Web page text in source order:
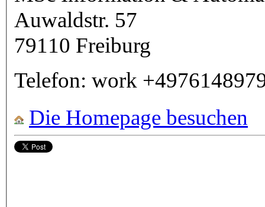
Auwaldstr. 57
79110 Freiburg
Telefon: work
Die Homepage besuchen